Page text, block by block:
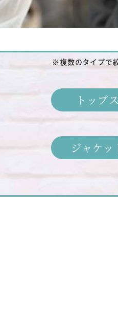
※複数のタイプで
トップス
ジャケッ